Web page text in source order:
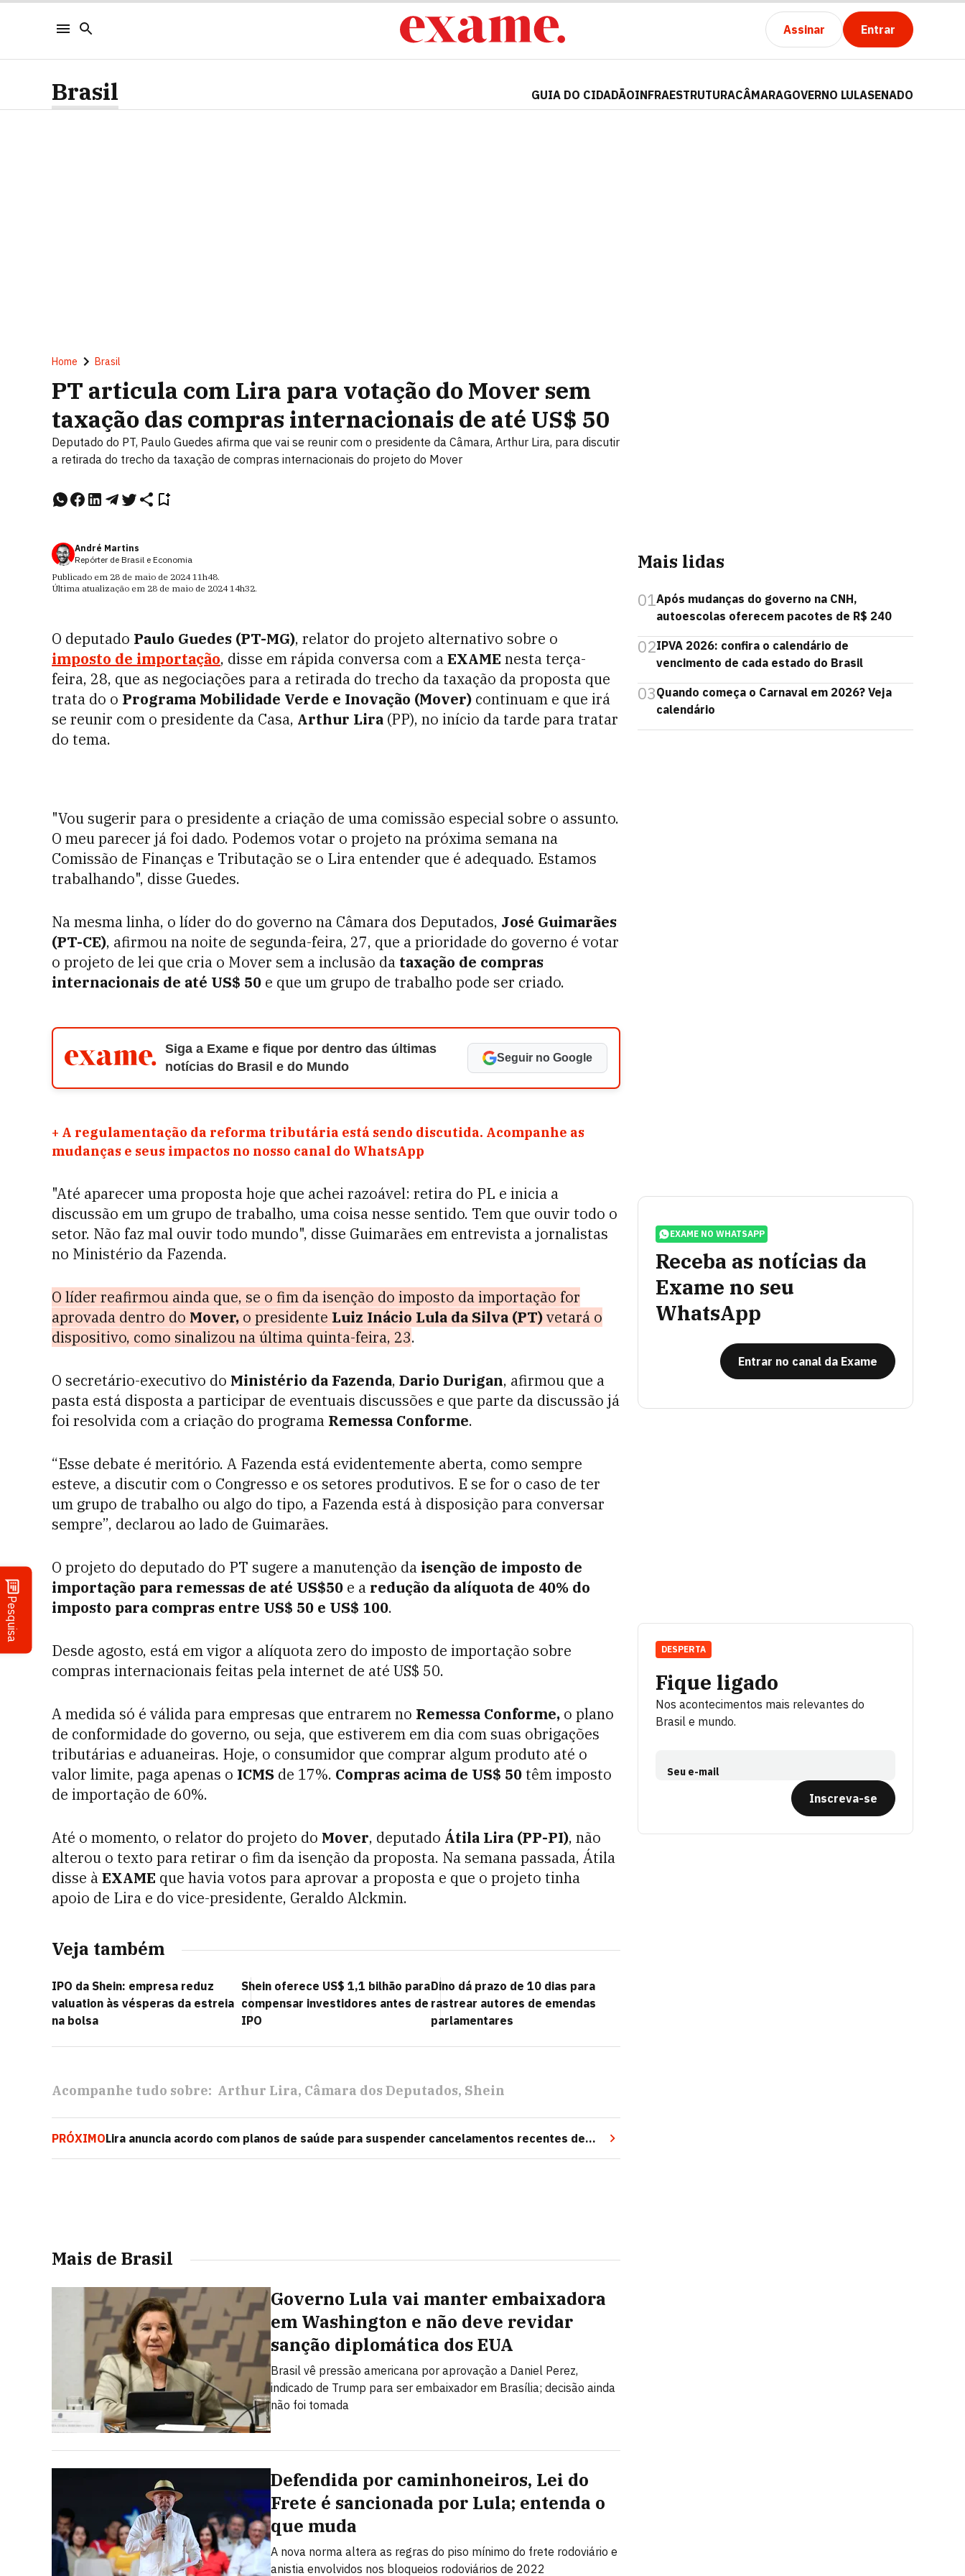
Assinar Entrar
Pesquisa
Brasil GUIA DO CIDADÃOINFRAESTRUTURACÂMARAGOVERNO LULASENADO
Home Brasil
PT articula com Lira para votação do Mover sem
taxação das compras internacionais de até US$ 50
Deputado do PT, Paulo Guedes afirma que vai se reunir com o presidente da Câmara, Arthur Lira, para discutir
a retirada do trecho da taxação de compras internacionais do projeto do Mover
André Martins
Repórter de Brasil e Economia
Publicado em 28 de maio de 2024 11h48.
Última atualização em 28 de maio de 2024 14h32.
O deputado Paulo Guedes (PT-MG), relator do projeto alternativo sobre o
imposto de importação, disse em rápida conversa com aEXAME nesta terça-
feira, 28, que as negociações para a retirada do trecho da taxação da proposta que
trata do o Programa Mobilidade Verde e Inovação (Mover) continuam e que irá
se reunir com o presidente da Casa, Arthur Lira (PP), no início da tarde para tratar
do tema.
"Vou sugerir para o presidente a criação de uma comissão especial sobre o assunto.
O meu parecer já foi dado. Podemos votar o projeto na próxima semana na
Comissão de Finanças e Tributação se o Lira entender que é adequado. Estamos
trabalhando", disse Guedes.
Na mesma linha, o líder do do governo na Câmara dos Deputados, José Guimarães
(PT-CE), afirmou na noite de segunda-feira, 27, que a prioridade do governo é votar
o projeto de lei que cria o Mover sem a inclusão da taxação de compras
internacionais de até US$ 50 e que um grupo de trabalho pode ser criado.
Siga a Exame e fique por dentro das últimas
notícias do Brasil e do Mundo
Seguir no Google
+ A regulamentação da reforma tributária está sendo discutida. Acompanhe as
mudanças e seus impactos no nosso canal do WhatsApp
"Até aparecer uma proposta hoje que achei razoável: retira do PL e inicia a
discussão em um grupo de trabalho, uma coisa nesse sentido. Tem que ouvir todo o
setor. Não faz mal ouvir todo mundo", disse Guimarães em entrevista a jornalistas
no Ministério da Fazenda.
O líder reafirmou ainda que, se o fim da isenção do imposto da importação for
aprovada dentro do Mover, o presidente Luiz Inácio Lula da Silva (PT)vetará o
dispositivo, como sinalizou na última quinta-feira, 23.
O secretário-executivo do Ministério da Fazenda, Dario Durigan, afirmou que a
pasta está disposta a participar de eventuais discussões e que parte da discussão já
foi resolvida com a criação do programa Remessa Conforme.
“Esse debate é meritório. A Fazenda está evidentemente aberta, como sempre
esteve, a discutir com o Congresso e os setores produtivos. E se for o caso de ter
um grupo de trabalho ou algo do tipo, a Fazenda está à disposição para conversar
sempre”, declarou ao lado de Guimarães.
O projeto do deputado do PT sugere a manutenção da isenção de imposto de
importação para remessas de até US$50 e a redução da alíquota de 40% do
imposto para compras entre US$ 50 e US$ 100.
Desde agosto, está em vigor a alíquota zero do imposto de importação sobre
compras internacionais feitas pela internet de até US$ 50.
A medida só é válida para empresas que entrarem no Remessa Conforme, o plano
de conformidade do governo, ou seja, que estiverem em dia com suas obrigações
tributárias e aduaneiras. Hoje, o consumidor que comprar algum produto até o
valor limite, paga apenas o ICMS de 17%. Compras acima de US$ 50 têm imposto
de importação de 60%.
Até o momento, o relator do projeto do Mover, deputado Átila Lira (PP-PI), não
alterou o texto para retirar o fim da isenção da proposta. Na semana passada, Átila
disse àEXAME que havia votos para aprovar a proposta e que o projeto tinha
apoio de Lira e do vice-presidente, Geraldo Alckmin.
Veja também
IPO da Shein: empresa reduz
valuation às vésperas da estreia
na bolsa
Shein oferece US$ 1,1 bilhão para
compensar investidores antes de
IPO
Dino dá prazo de 10 dias para
rastrear autores de emendas
parlamentares
Acompanhe tudo sobre: Arthur Lira Câmara dos Deputados Shein
PRÓXIMOLira anuncia acordo com planos de saúde para suspender cancelamentos recentes de
contratos
Mais de Brasil
Governo Lula vai manter embaixadora
em Washington e não deve revidar
sanção diplomática dos EUA
Brasil vê pressão americana por aprovação a Daniel Perez,
indicado de Trump para ser embaixador em Brasília; decisão ainda
não foi tomada
Defendida por caminhoneiros, Lei do
Frete é sancionada por Lula; entenda o
que muda
A nova norma altera as regras do piso mínimo do frete rodoviário e
anistia envolvidos nos bloqueios rodoviários de 2022
Mais lidas
01Após mudanças do governo na CNH,
autoescolas oferecem pacotes de R$ 240
02IPVA 2026: confira o calendário de
vencimento de cada estado do Brasil
03Quando começa o Carnaval em 2026? Veja
calendário
EXAME NO WHATSAPP
Receba as notícias da
Exame no seu
WhatsApp
Entrar no canal da Exame
Fique ligado
Nos acontecimentos mais relevantes do
Brasil e mundo.
Seu e-mail
Inscreva-se
DESPERTA